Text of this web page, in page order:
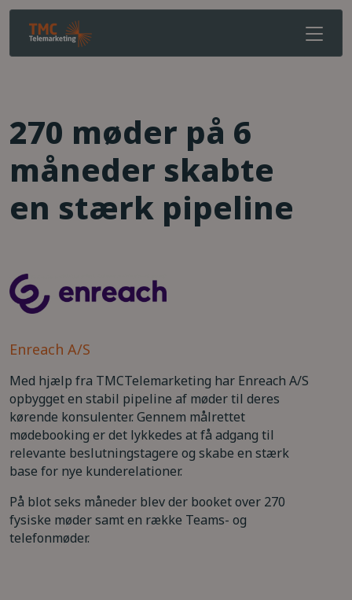
270 møder på 6
måneder skabte
en stærk pipeline
Enreach A/S
Med hjælp fra TMCTelemarketing har Enreach A/S
opbygget en stabil pipeline af møder til deres
kørende konsulenter. Gennem målrettet
mødebooking er det lykkedes at få adgang til
relevante beslutningstagere og skabe en stærk
base for nye kunderelationer.
På blot seks måneder blev der booket over 270
fysiske møder samt en række Teams- og
telefonmøder.